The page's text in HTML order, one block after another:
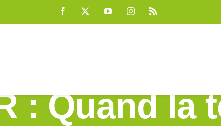
Facebook YouTubeInstagram
: Quand la